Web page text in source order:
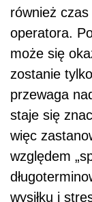
również czas
operatora.
może się
zostanie
przewaga
staje się
więc
względem
wysiłku i